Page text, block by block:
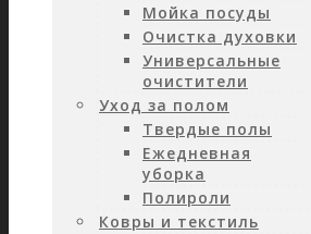
Мойка посуды
Очистка духовки
Универсальные
очистители
Уход за полом
Твердые полы
Ежедневная
уборка
Полироли
Ковры и текстиль